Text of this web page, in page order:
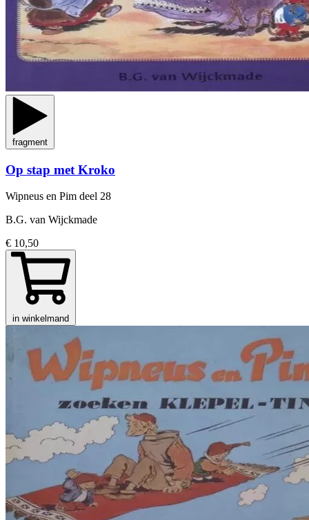
fragment
Op stap met Kroko
Wipneus en Pim deel 28
B.G. van Wijckmade
€ 10,50
in winkelmand